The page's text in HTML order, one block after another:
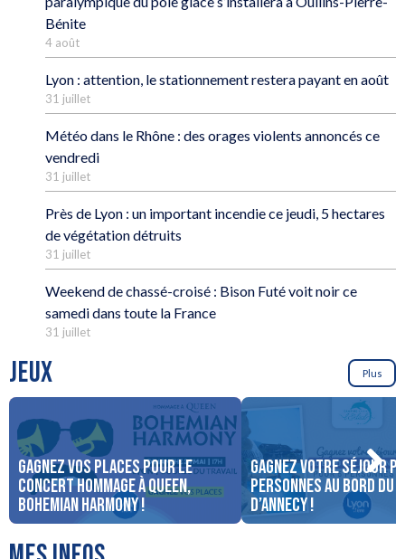
Bénite
4 août
Lyon : attention, le stationnement restera payant en août
31 juillet
Météo dans le Rhône : des orages violents annoncés ce
vendredi
31 juillet
Près de Lyon : un important incendie ce jeudi, 5 hectares
de végétation détruits
31 juillet
Weekend de chassé-croisé : Bison Futé voit noir ce
samedi dans toute la France
31 juillet
JEUX Plus
Gagnez vos places pour le
concert Hommage à Queen,
Bohemian Harmony !
Gagnez votre séjour
personnes au bord du
d’Annecy !